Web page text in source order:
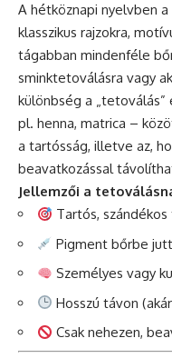
A hétköznapi nyelvben
klasszikus rajzokra,
tágabban mindenféle
sminktetoválásra vagy
különbség a
pl. henna, matrica –
a tartósság, illetve az,
beavatkozással
Jellemzői a
Tartós,
Pigment bőrbe
Személyes vagy
Hosszú távon
Csak nehezen,